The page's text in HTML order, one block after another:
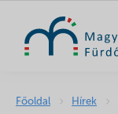
Főoldal Hírek